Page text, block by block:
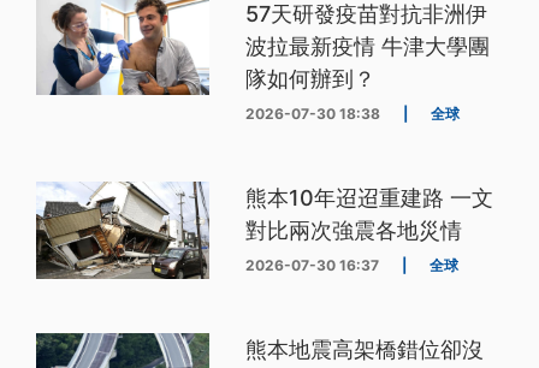
57天研發疫苗對抗非洲伊
波拉最新疫情 牛津大學團
隊如何辦到？
2026-07-30 18:38 全球
熊本10年迢迢重建路 一文
對比兩次強震各地災情
2026-07-30 16:37 全球
熊本地震高架橋錯位卻沒